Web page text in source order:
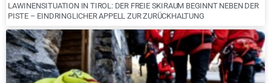
LAWINENSITUATION IN TIROL: DER FREIE SKIRAUM BEGINNT NEBEN DER
PISTE – EINDRINGLICHER APPELL ZUR ZURÜCKHALTUNG